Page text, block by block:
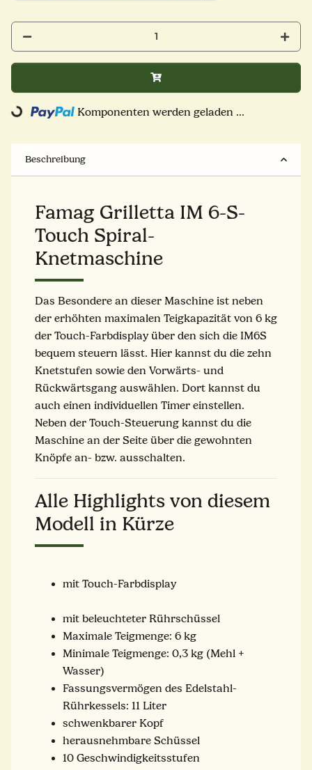
Komponenten werden geladen ...
Beschreibung
Famag Grilletta IM 6-S-
Touch Spiral-
Knetmaschine
Das Besondere an dieser Maschine ist neben
der erhöhten maximalen Teigkapazität von 6 kg
der Touch-Farbdisplay über den sich die IM6S
bequem steuern lässt. Hier kannst du die zehn
Knetstufen sowie den Vorwärts- und
Rückwärtsgang auswählen. Dort kannst du
auch einen individuellen Timer einstellen.
Neben der Touch-Steuerung kannst du die
Maschine an der Seite über die gewohnten
Knöpfe an- bzw. ausschalten.
Alle Highlights von diesem
Modell in Kürze
mit Touch-Farbdisplay
mit beleuchteter Rührschüssel
Maximale Teigmenge: 6 kg
Minimale Teigmenge: 0,3 kg (Mehl +
Wasser)
Fassungsvermögen des Edelstahl-
Rührkessels: 11 Liter
schwenkbarer Kopf
herausnehmbare Schüssel
10 Geschwindigkeitsstufen